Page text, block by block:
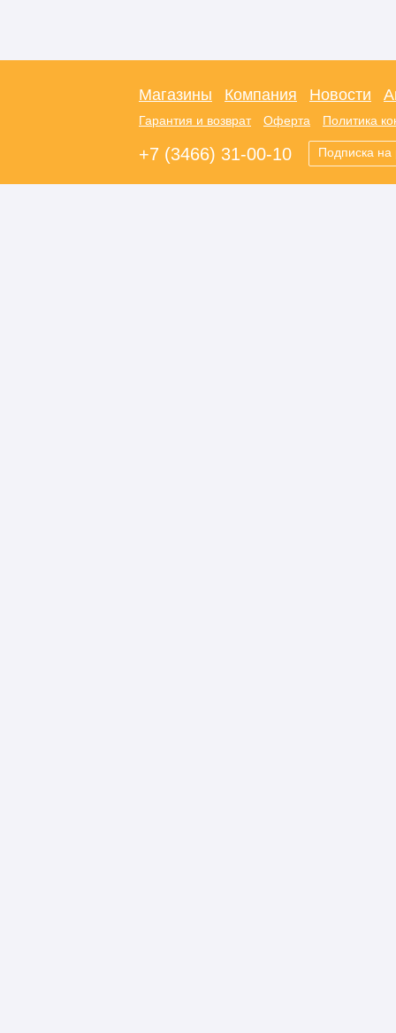
Магазины Компания Новости
Гарантия и возврат Оферта Политика
+7 (3466) 31-00-10 Подписка на